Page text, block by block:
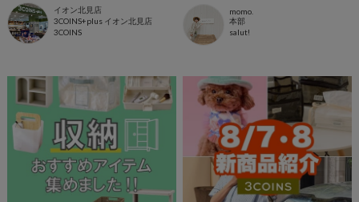
イオン北見店
3COINS+plus イオン北見店
3COINS
momo.
本部
salut!